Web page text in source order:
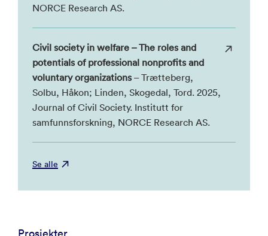
NORCE Research AS.
Civil society in welfare – The roles and
potentials of professional nonprofits and
voluntary organizations – Trætteberg,
Solbu, Håkon; Linden, Skogedal, Tord. 2025,
Journal of Civil Society. Institutt for
samfunnsforskning, NORCE Research AS.
Se alle